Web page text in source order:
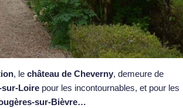
, le château de Cheverny, demeure de
sur-Loire pour les incontournables, et pour les
sur-Bièvre…